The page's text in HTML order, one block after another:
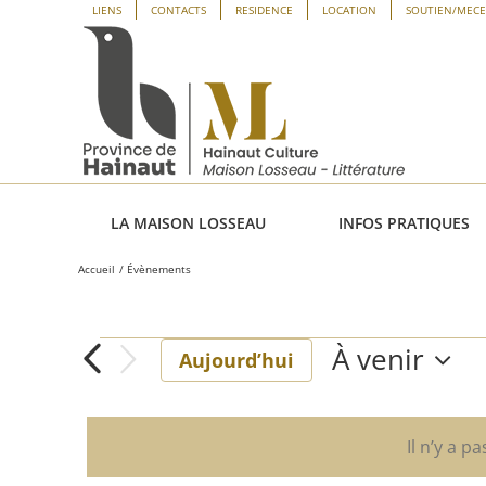
Panneau de gestion des cookies
LIENS CONTACTS RESIDENCE LOCATION SOUTIEN/
LA MAISON LOSSEAU INFOS PRATIQUES
Accueil Évènements
Évènements
Il n’y a
Aujourd’hui
À venir
une